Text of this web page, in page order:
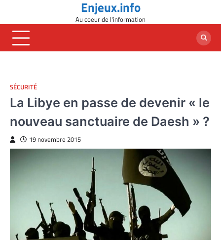
content
Enjeux.info
Au coeur de l'information
SÉCURITÉ
La Libye en passe de devenir « le
nouveau sanctuaire de Daesh » ?
19 novembre 2015